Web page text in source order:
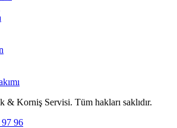
& Korniş Servisi. Tüm hakları saklıdır.
96